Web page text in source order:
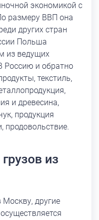
экономикой с
размеру ВВП она
других стран
Польша
из ведущих
Россию и обратно
текстиль,
и древесина,
продукция
продовольствие.
из
другие